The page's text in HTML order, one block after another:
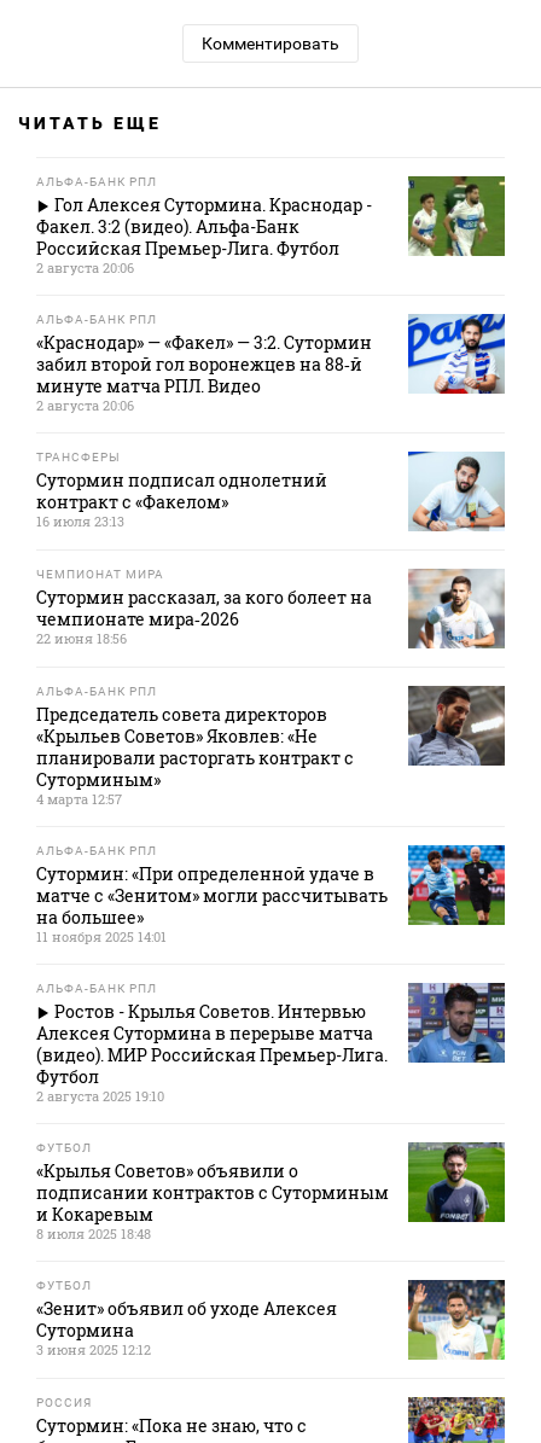
Комментировать
ЧИТАТЬ ЕЩЕ
АЛЬФА-БАНК РПЛ
Гол Алексея Сутормина. Краснодар -
Факел. 3:2 (видео). Альфа-Банк
Российская Премьер-Лига. Футбол
2 августа 20:06
АЛЬФА-БАНК РПЛ
«Краснодар» — «Факел» — 3:2. Сутормин
забил второй гол воронежцев на 88‑й
минуте матча РПЛ. Видео
2 августа 20:06
ТРАНСФЕРЫ
Сутормин подписал однолетний
контракт с «Факелом»
16 июля 23:13
ЧЕМПИОНАТ МИРА
Сутормин рассказал, за кого болеет на
чемпионате мира‑2026
22 июня 18:56
АЛЬФА-БАНК РПЛ
Председатель совета директоров
«Крыльев Советов» Яковлев: «Не
планировали расторгать контракт с
Суторминым»
4 марта 12:57
АЛЬФА-БАНК РПЛ
Сутормин: «При определенной удаче в
матче с «Зенитом» могли рассчитывать
на большее»
11 ноября 2025 14:01
АЛЬФА-БАНК РПЛ
Ростов - Крылья Советов. Интервью
Алексея Сутормина в перерыве матча
(видео). МИР Российская Премьер-Лига.
Футбол
2 августа 2025 19:10
ФУТБОЛ
«Крылья Советов» объявили о
подписании контрактов с Суторминым
и Кокаревым
8 июля 2025 18:48
ФУТБОЛ
«Зенит» объявил об уходе Алексея
Сутормина
3 июня 2025 12:12
РОССИЯ
Сутормин: «Пока не знаю, что с